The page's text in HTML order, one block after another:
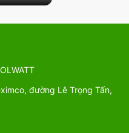
đường Lê Trọng Tấn,